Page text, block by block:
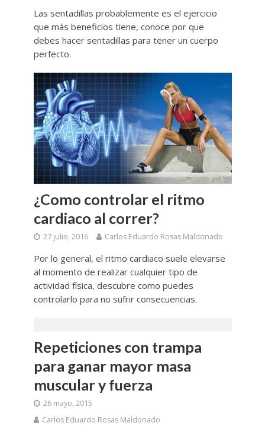
Las sentadillas probablemente es el ejercicio
que más beneficios tiene, conoce por que
debes hacer sentadillas para tener un cuerpo
perfecto.
¿Como controlar el ritmo
cardiaco al correr?
27 julio, 2016 Carlos Eduardo Rosas Maldonado
Por lo general, el ritmo cardiaco suele elevarse
al momento de realizar cualquier tipo de
actividad física, descubre como puedes
controlarlo para no sufrir consecuencias.
Repeticiones con trampa
para ganar mayor masa
muscular y fuerza
26 mayo, 2015
Carlos Eduardo Rosas Maldonado